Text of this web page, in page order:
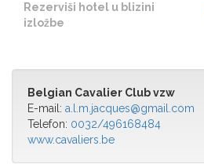
Rezerviši hotel u blizini
izložbe
Belgian Cavalier Club vzw
E-mail: a.l.m.jacques@gmail.com
Telefon: 0032/496168484
www.cavaliers.be